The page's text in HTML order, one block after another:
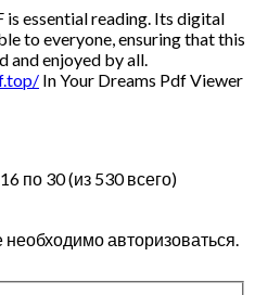
is essential reading. Its digital
to everyone, ensuring that this
and enjoyed by all.
In Your Dreams Pdf Viewer
по 30 (из 530 всего)
необходимо авторизоваться.